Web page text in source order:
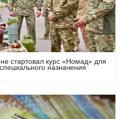
стартовал курс «Номад» для
назначения